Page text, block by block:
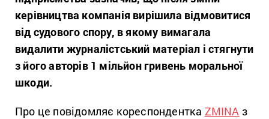
керівництва компанія вирішила відмовитися
від судового спору, в якому вимагала
видалити журналістський матеріал і стягнути
з його авторів 1 мільйон гривень моральної
шкоди.
Про це повідомляє кореспондентка ZMINA з